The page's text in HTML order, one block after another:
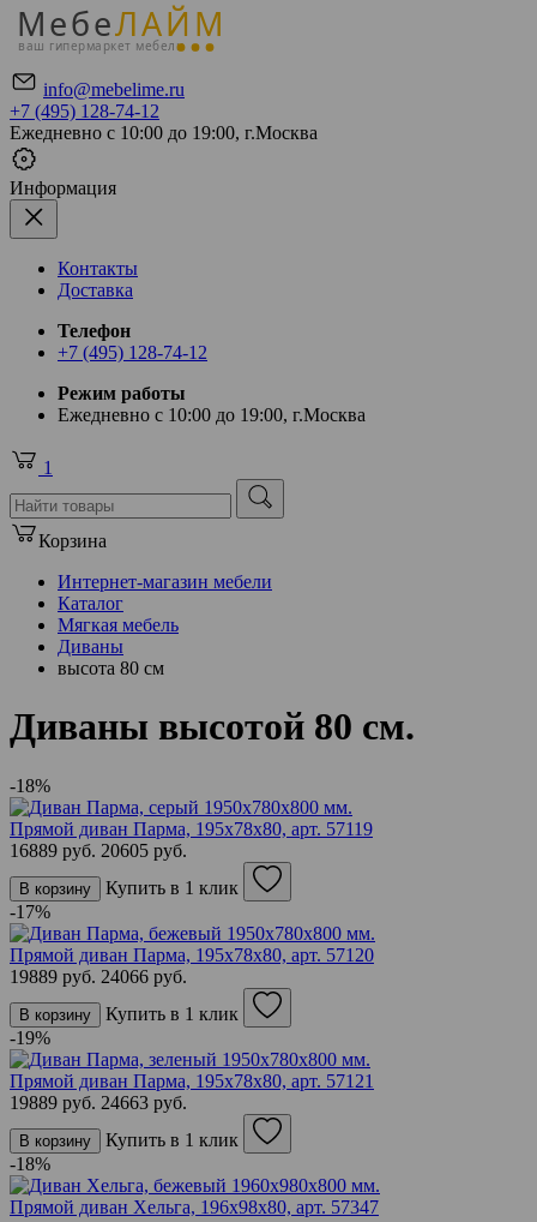
МебеЛАЙМ
ваш гипермаркет мебели
info@mebelime.ru
+7 (495) 128-74-12
Ежедневно с 10:00 до 19:00, г.Москва
Информация
Контакты
Доставка
Телефон
+7 (495) 128-74-12
Режим работы
Ежедневно с 10:00 до 19:00, г.Москва
1
Корзина
Интернет-магазин мебели
Каталог
Мягкая мебель
Диваны
высота 80 см
Диваны высотой 80 см.
-18%
Прямой диван Парма, 195х78х80, арт. 57119
16889 руб. 20605 руб.
В корзину
Купить в 1 клик
-17%
Прямой диван Парма, 195х78х80, арт. 57120
19889 руб. 24066 руб.
В корзину
Купить в 1 клик
-19%
Прямой диван Парма, 195х78х80, арт. 57121
19889 руб. 24663 руб.
В корзину
Купить в 1 клик
-18%
Прямой диван Хельга, 196х98х80, арт. 57347